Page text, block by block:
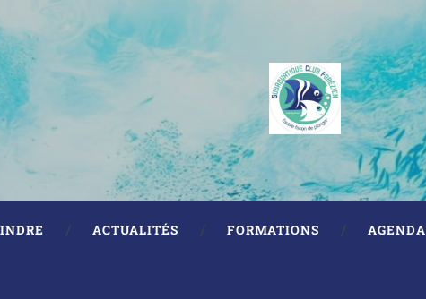
ACTUALITÉS FORMATIONS AGENDA